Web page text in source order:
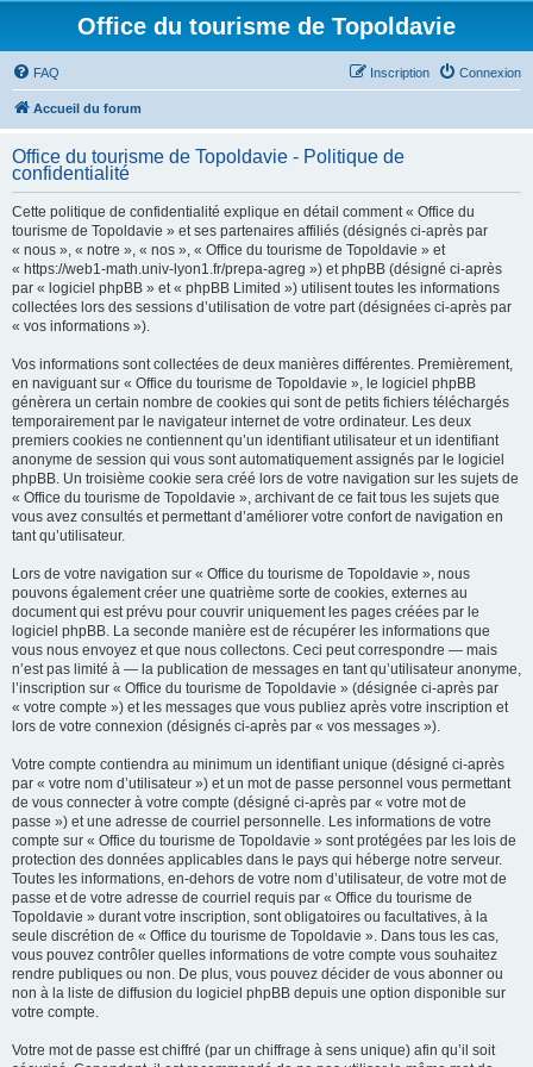
Office du tourisme de Topoldavie
FAQ Connexion
Inscription
Accueil du forum
Office du tourisme de Topoldavie - Politique de
confidentialité
Cette politique de confidentialité explique en détail comment « Office du
tourisme de Topoldavie » et ses partenaires affiliés (désignés ci-après par
« nous », « notre », « nos », « Office du tourisme de Topoldavie » et
« https://web1-math.univ-lyon1.fr/prepa-agreg ») et phpBB (désigné ci-après
par « logiciel phpBB » et « phpBB Limited ») utilisent toutes les informations
collectées lors des sessions d’utilisation de votre part (désignées ci-après par
« vos informations »).
Vos informations sont collectées de deux manières différentes. Premièrement,
en naviguant sur « Office du tourisme de Topoldavie », le logiciel phpBB
génèrera un certain nombre de cookies qui sont de petits fichiers téléchargés
temporairement par le navigateur internet de votre ordinateur. Les deux
premiers cookies ne contiennent qu’un identifiant utilisateur et un identifiant
anonyme de session qui vous sont automatiquement assignés par le logiciel
phpBB. Un troisième cookie sera créé lors de votre navigation sur les sujets de
« Office du tourisme de Topoldavie », archivant de ce fait tous les sujets que
vous avez consultés et permettant d’améliorer votre confort de navigation en
tant qu’utilisateur.
Lors de votre navigation sur « Office du tourisme de Topoldavie », nous
pouvons également créer une quatrième sorte de cookies, externes au
document qui est prévu pour couvrir uniquement les pages créées par le
logiciel phpBB. La seconde manière est de récupérer les informations que
vous nous envoyez et que nous collectons. Ceci peut correspondre — mais
n’est pas limité à — la publication de messages en tant qu’utilisateur anonyme,
l’inscription sur « Office du tourisme de Topoldavie » (désignée ci-après par
« votre compte ») et les messages que vous publiez après votre inscription et
lors de votre connexion (désignés ci-après par « vos messages »).
Votre compte contiendra au minimum un identifiant unique (désigné ci-après
par « votre nom d’utilisateur ») et un mot de passe personnel vous permettant
de vous connecter à votre compte (désigné ci-après par « votre mot de
passe ») et une adresse de courriel personnelle. Les informations de votre
compte sur « Office du tourisme de Topoldavie » sont protégées par les lois de
protection des données applicables dans le pays qui héberge notre serveur.
Toutes les informations, en-dehors de votre nom d’utilisateur, de votre mot de
passe et de votre adresse de courriel requis par « Office du tourisme de
Topoldavie » durant votre inscription, sont obligatoires ou facultatives, à la
seule discrétion de « Office du tourisme de Topoldavie ». Dans tous les cas,
vous pouvez contrôler quelles informations de votre compte vous souhaitez
rendre publiques ou non. De plus, vous pouvez décider de vous abonner ou
non à la liste de diffusion du logiciel phpBB depuis une option disponible sur
votre compte.
Votre mot de passe est chiffré (par un chiffrage à sens unique) afin qu’il soit